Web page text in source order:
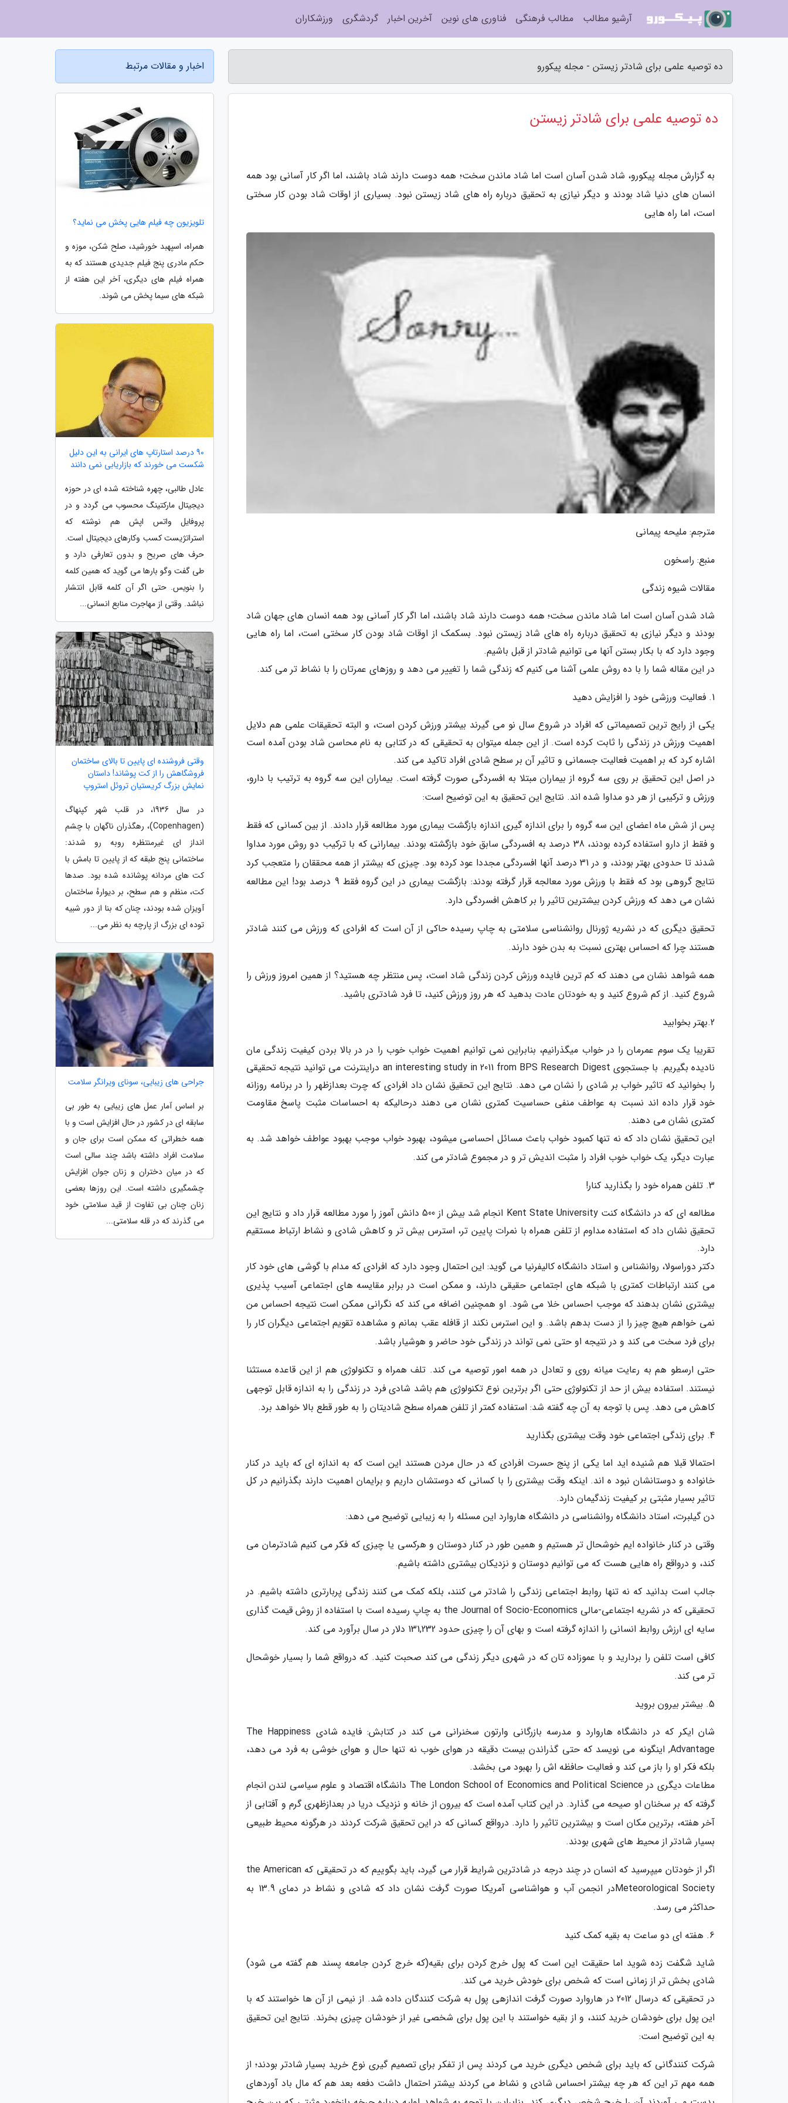
ده توصیه علمی برای شادتر زیستن - مجله پیکورو
ده توصیه علمی برای شادتر زیستن
به گزارش مجله پیکورو، شاد شدن آسان است اما شاد ماندن سخت؛ همه دوست دارند شاد باشند، اما اگر کار آسانی بود همه
انسان های دنیا شاد بودند و دیگر نیازی به تحقیق درباره راه های شاد زیستن نبود. بسیاری از اوقات شاد بودن کار سختی
است، اما راه هایی
مترجم: ملیحه پیمانی
منبع: راسخون
مقالات شیوه زندگی
شاد شدن آسان است اما شاد ماندن سخت؛ همه دوست دارند شاد باشند، اما اگر کار آسانی بود همه انسان های جهان شاد
بودند و دیگر نیازی به تحقیق درباره راه های شاد زیستن نبود. بسکمک از اوقات شاد بودن کار سختی است، اما راه هایی
وجود دارد که با بکار بستن آنها می توانیم شادتر از قبل باشیم.
در این مقاله شما را با ده روش علمی آشنا می کنیم که زندگی شما را تغییر می دهد و روزهای عمرتان را با نشاط تر می کند.
1. فعالیت ورزشی خود را افزایش دهید
یکی از رایج ترین تصمیماتی که افراد در شروع سال نو می گیرند بیشتر ورزش کردن است، و البته تحقیقات علمی هم دلایل
اهمیت ورزش در زندگی را ثابت کرده است. از این جمله میتوان به تحقیقی که در کتابی به نام محاسن شاد بودن آمده است
اشاره کرد که بر اهمیت فعالیت جسمانی و تاثیر آن بر سطح شادی افراد تاکید می کند.
در اصل این تحقیق بر روی سه گروه از بیماران مبتلا به افسردگی صورت گرفته است. بیماران این سه گروه به ترتیب با دارو،
ورزش و ترکیبی از هر دو مداوا شده اند. نتایج این تحقیق به این توضیح است:
پس از شش ماه اعضای این سه گروه را برای اندازه گیری اندازه بازگشت بیماری مورد مطالعه قرار دادند. از بین کسانی که فقط
و فقط از دارو استفاده کرده بودند، 38 درصد به افسردگی سابق خود بازگشته بودند. بیمارانی که با ترکیب دو روش مورد مداوا
شدند تا حدودی بهتر بودند، و در 31 درصد آنها افسردگی مجددا عود کرده بود. چیزی که بیشتر از همه محققان را متعجب کرد
نتایج گروهی بود که فقط با ورزش مورد معالجه قرار گرفته بودند: بازگشت بیماری در این گروه فقط 9 درصد بود! این مطالعه
نشان می دهد که ورزش کردن بیشترین تاثیر را بر کاهش افسردگی دارد.
تحقیق دیگری که در نشریه ژورنال روانشناسی سلامتی به چاپ رسیده حاکی از آن است که افرادی که ورزش می کنند شادتر
هستند چرا که احساس بهتری نسبت به بدن خود دارند.
همه شواهد نشان می دهند که کم ترین فایده ورزش کردن زندگی شاد است، پس منتظر چه هستید؟ از همین امروز ورزش را
شروع کنید. از کم شروع کنید و به خودتان عادت بدهید که هر روز ورزش کنید، تا فرد شادتری باشید.
2.بهتر بخوابید
تقریبا یک سوم عمرمان را در خواب میگذرانیم، بنابراین نمی توانیم اهمیت خواب خوب را در در بالا بردن کیفیت زندگی مان
نادیده بگیریم. با جستجوی an interesting study in 2011 from BPS Research Digest دراینترنت می توانید نتیجه تحقیقی
را بخوانید که تاثیر خواب بر شادی را نشان می دهد. نتایج این تحقیق نشان داد افرادی که چرت بعدازظهر را در برنامه روزانه
خود قرار داده اند نسبت به عواطف منفی حساسیت کمتری نشان می دهند درحالیکه به احساسات مثبت پاسخ مقاومت
کمتری نشان می دهند.
این تحقیق نشان داد که نه تنها کمبود خواب باعث مسائل احساسی میشود، بهبود خواب موجب بهبود عواطف خواهد شد. به
عبارت دیگر، یک خواب خوب افراد را مثبت اندیش تر و در مجموع شادتر می کند.
3. تلفن همراه خود را بگذارید کنار!
مطالعه ای که در دانشگاه کنت Kent State University انجام شد بیش از 500 دانش آموز را مورد مطالعه قرار داد و نتایج این
تحقیق نشان داد که استفاده مداوم از تلفن همراه با نمرات پایین تر، استرس بیش تر و کاهش شادی و نشاط ارتباط مستقیم
دارد.
دکتر دوراسولا، روانشناس و استاد دانشگاه کالیفرنیا می گوید: این احتمال وجود دارد که افرادی که مدام با گوشی های خود کار
می کنند ارتباطات کمتری با شبکه های اجتماعی حقیقی دارند، و ممکن است در برابر مقایسه های اجتماعی آسیب پذیری
بیشتری نشان بدهند که موجب احساس خلا می شود. او همچنین اضافه می کند که نگرانی ممکن است نتیجه احساس من
نمی خواهم هیچ چیز را از دست بدهم باشد. و این استرس نکند از قافله عقب بمانم و مشاهده تقویم اجتماعی دیگران کار را
برای فرد سخت می کند و در نتیجه او حتی نمی تواند در زندگی خود حاضر و هوشیار باشد.
حتی ارسطو هم به رعایت میانه روی و تعادل در همه امور توصیه می کند. تلف همراه و تکنولوژی هم از این قاعده مستثنا
نیستند. استفاده بیش از حد از تکنولوژی حتی اگر برترین نوع تکنولوژی هم باشد شادی فرد در زندگی را به اندازه قابل توجهی
کاهش می دهد. پس با توجه به آن چه گفته شد: استفاده کمتر از تلفن همراه سطح شادیتان را به طور قطع بالا خواهد برد.
4. برای زندگی اجتماعی خود وقت بیشتری بگذارید
احتمالا قبلا هم شنیده اید اما یکی از پنج حسرت افرادی که در حال مردن هستند این است که به اندازه ای که باید در کنار
خانواده و دوستانشان نبود ه اند. اینکه وقت بیشتری را با کسانی که دوستشان داریم و برایمان اهمیت دارند بگذرانیم در کل
تاثیر بسیار مثبتی بر کیفیت زندگیمان دارد.
دن گیلبرت، استاد دانشگاه روانشناسی در دانشگاه هاروارد این مسئله را به زیبایی توضیح می دهد:
وقتی در کنار خانواده ایم خوشحال تر هستیم و همین طور در کنار دوستان و هرکسی یا چیزی که فکر می کنیم شادترمان می
کند، و درواقع راه هایی هست که می توانیم دوستان و نزدیکان بیشتری داشته باشیم.
جالب است بدانید که نه تنها روابط اجتماعی زندگی را شادتر می کنند، بلکه کمک می کنند زندگی پربارتری داشته باشیم. در
تحقیقی که در نشریه اجتماعی-مالی the Journal of Socio-Economics به چاپ رسیده است با استفاده از روش قیمت گذاری
سایه ای ارزش روابط انسانی را اندازه گرفته است و بهای آن را چیزی حدود 131,232 دلار در سال برآورد می کند.
کافی است تلفن را بردارید و با عموزاده تان که در شهری دیگر زندگی می کند صحبت کنید. که درواقع شما را بسیار خوشحال
تر می کند.
5. بیشتر بیرون بروید
شان ایکر که در دانشگاه هاروارد و مدرسه بازرگانی وارتون سخنرانی می کند در کتابش: فایده شادی The Happiness
Advantage, اینگونه می نویسد که حتی گذراندن بیست دقیقه در هوای خوب نه تنها حال و هوای خوشی به فرد می دهد،
بلکه فکر او را باز می کند و فعالیت حافظه اش را بهبود می بخشد.
مطاعات دیگری در The London School of Economics and Political Science دانشگاه اقتصاد و علوم سیاسی لندن انجام
گرفته که بر سخنان او صیحه می گذارد. در این کتاب آمده است که بیرون از خانه و نزدیک دریا در بعدازظهری گرم و آفتابی از
آخر هفته، برترین مکان است و بیشترین تاثیر را دارد. درواقع کسانی که در این تحقیق شرکت کردند در هرگونه محیط طبیعی
بسیار شادتر از محیط های شهری بودند.
اگر از خودتان میپرسید که انسان در چند درجه در شادترین شرایط قرار می گیرد، باید بگوییم که در تحقیقی که the American
Meteorological Societyدر انجمن آب و هواشناسی آمریکا صورت گرفت نشان داد که شادی و نشاط در دمای 13.9 به
حداکثر می رسد.
6. هفته ای دو ساعت به بقیه کمک کنید
شاید شگفت زده شوید اما حقیقت این است که پول خرج کردن برای بقیه(که خرج کردن جامعه پسند هم گفته می شود)
شادی بخش تر از زمانی است که شخص برای خودش خرید می کند.
در تحقیقی که درسال 2012 در هاروارد صورت گرفت اندازهی پول به شرکت کنندگان داده شد. از نیمی از آن ها خواستند که با
این پول برای خودشان خرید کنند، و از بقیه خواستند با این پول برای شخصی غیر از خودشان چیزی بخرند. نتایج این تحقیق
به این توضیح است:
شرکت کنندگانی که باید برای شخص دیگری خرید می کردند پس از تفکر برای تصمیم گیری نوع خرید بسیار شادتر بودند؛ از
همه مهم تر این که هر چه بیشتر احساس شادی و نشاط می کردند بیشتر احتمال داشت دفعه بعد هم که مال باد آوردهای
اخبار و مقالات مرتبط
تلویزیون چه فیلم هایی پخش می نماید؟
همراه، اسپهبد خورشید، صلح شکن، موزه و
حکم مادری پنج فیلم جدیدی هستند که به
همراه فیلم های دیگری، آخر این هفته از
شبکه های سیما پخش می شوند.
90 درصد استارتاپ های ایرانی به این دلیل
شکست می خورند که بازاریابی نمی دانند
عادل طالبی، چهره شناخته شده ای در حوزه
دیجیتال مارکتینگ محسوب می گردد و در
پروفایل واتس اپش هم نوشته که
استراتژیست کسب وکارهای دیجیتال است.
حرف های صریح و بدون تعارفی دارد و
طی گفت وگو بارها می گوید که همین کلمه
را بنویس. حتی اگر آن کلمه قابل انتشار
نباشد. وقتی از مهاجرت منابع انسانی...
وقتی فروشنده ای پایین تا بالای ساختمان
فروشگاهش را از کت پوشاند! داستان
نمایش بزرگ کریستیان تروئل استروپ
در سال 1936، در قلب شهر کپنهاگ
(Copenhagen)، رهگذران ناگهان با چشم
انداز ای غیرمنتظره روبه رو شدند:
ساختمانی پنج طبقه که از پایین تا بامش با
کت های مردانه پوشانده شده بود. صدها
کت، منظم و هم سطح، بر دیوارهٔ ساختمان
آویزان شده بودند، چنان که بنا از دور شبیه
توده ای بزرگ از پارچه به نظر می...
جراحی های زیبایی، سونای ویرانگر سلامت
بر اساس آمار عمل های زیبایی به طور بی
سابقه ای در کشور در حال افزایش است و با
همه خطراتی که ممکن است برای جان و
سلامت افراد داشته باشد چند سالی است
که در میان دختران و زنان جوان افزایش
چشمگیری داشته است. این روزها بعضی
زنان چنان بی تفاوت از قید سلامتی خود
می گذرند که در قله سلامتی...
آرشیو مطالب مطالب فرهنگی فناوری های نوین آخرین اخبار گردشگری ورزشکاران